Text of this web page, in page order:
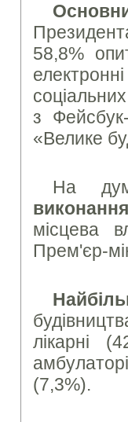
58,8%
з
«Велике
На
місцева
Прем'єр-
лікарні
(7,3%).